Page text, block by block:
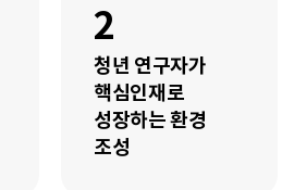
2
청년 연구자가
핵심인재로
성장하는 환경
조성
제